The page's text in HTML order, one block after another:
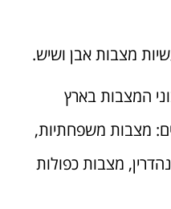
מצבות אבן ושיש.
המצבות בארץ
מצבות משפחתיות,
מצבות כפולות